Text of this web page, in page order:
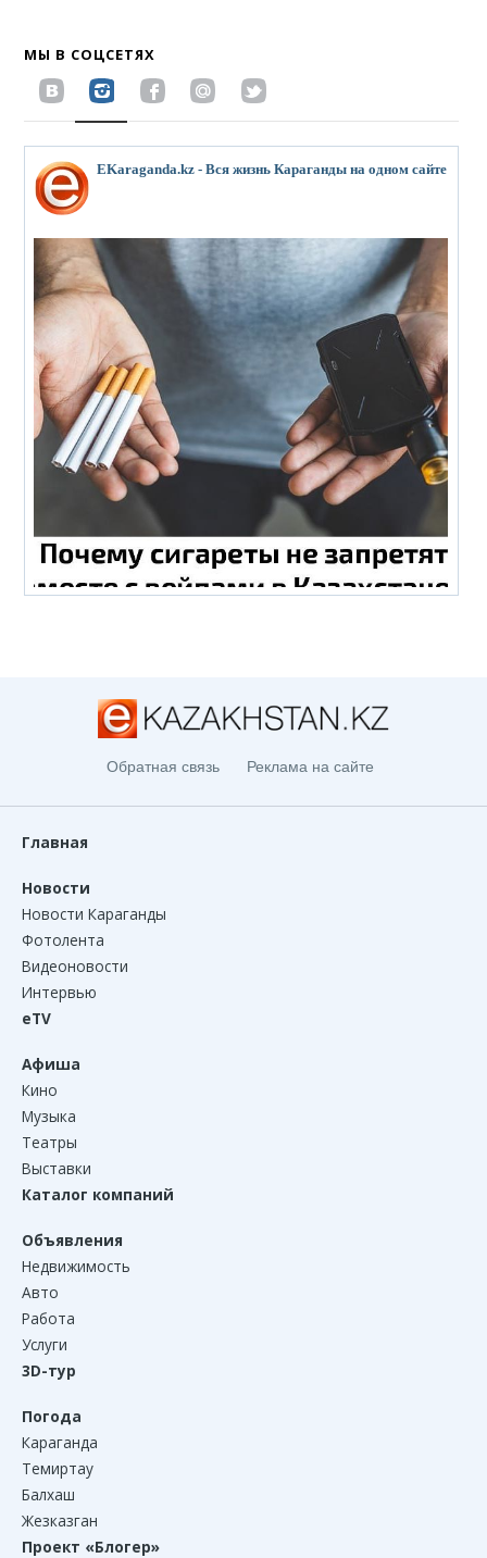
МЫ В СОЦСЕТЯХ
EKaraganda.kz - Вся жизнь Караганды на одном сайте
Обратная связь Реклама на сайте
Главная
Новости
Новости Караганды
Фотолента
Видеоновости
Интервью
eTV
Афиша
Кино
Музыка
Театры
Выставки
Каталог компаний
Объявления
Недвижимость
Авто
Работа
Услуги
3D-тур
Погода
Караганда
Темиртау
Балхаш
Жезказган
Проект «Блогер»